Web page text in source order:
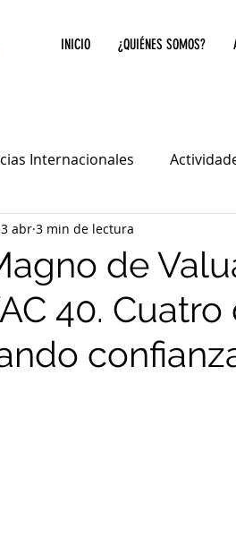
INICIO ¿QUIÉNES SOMOS?
Internacionales
de
40.
abr 3 min de lectura